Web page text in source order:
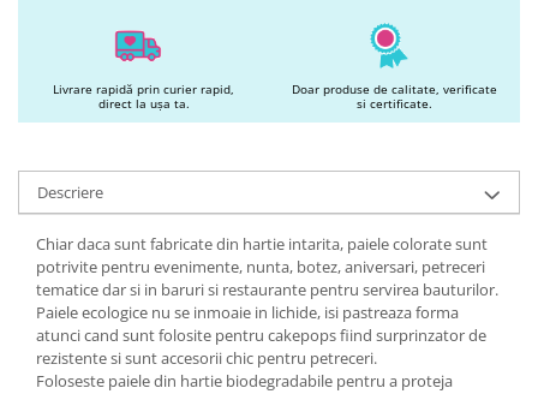
Livrare rapidă prin curier rapid,
direct la ușa ta.
Doar produse de calitate, verificate
si certificate.
Descriere
Chiar daca sunt fabricate din hartie intarita, paiele colorate sunt
potrivite pentru evenimente, nunta, botez, aniversari, petreceri
tematice dar si in baruri si restaurante pentru servirea bauturilor.
Paiele ecologice nu se inmoaie in lichide, isi pastreaza forma
atunci cand sunt folosite pentru cakepops fiind surprinzator de
rezistente si sunt accesorii chic pentru petreceri.
Foloseste paiele din hartie biodegradabile pentru a proteja